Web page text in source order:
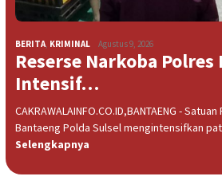
BERITA KRIMINAL Agustus 9, 2026
Reserse Narkoba
Intensif…
CAKRAWALAINFO.CO.ID,BANTAENG -
Bantaeng Polda Sulsel mengintensifkan
Selengkapnya